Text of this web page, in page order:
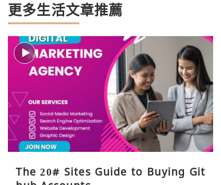
更多生活文章推薦
The 20# Sites Guide to Buying Git